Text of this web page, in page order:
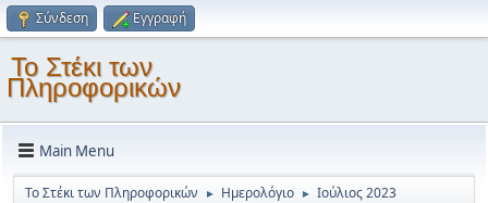
Σύνδεση Εγγραφή
Το Στέκι των
Πληροφορικών
Main Menu
Το Στέκι των Πληροφορικών ► Ημερολόγιο ► Ιούλιος 2023